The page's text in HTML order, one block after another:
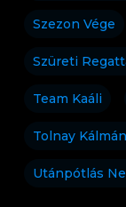
Szezon Vége
Szüreti
Team Kaáli
Tolnay
Utánpótlás